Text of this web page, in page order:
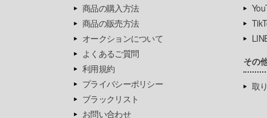
商品の購入方法
商品の販売方法
オークションについて
よくあるご質問
利用規約
プライバシーポリシー
ブラックリスト
お問い合わせ
その
取